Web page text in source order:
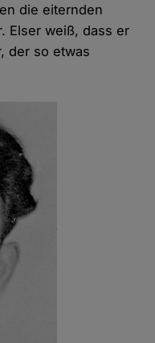
die eiternden
Elser weiß, dass er
der so etwas